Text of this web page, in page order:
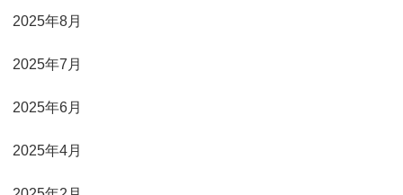
2025年8月
2025年7月
2025年6月
2025年4月